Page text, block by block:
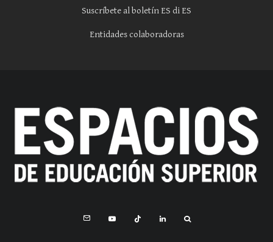
Suscríbete al boletín ES di ES
Entidades colaboradoras